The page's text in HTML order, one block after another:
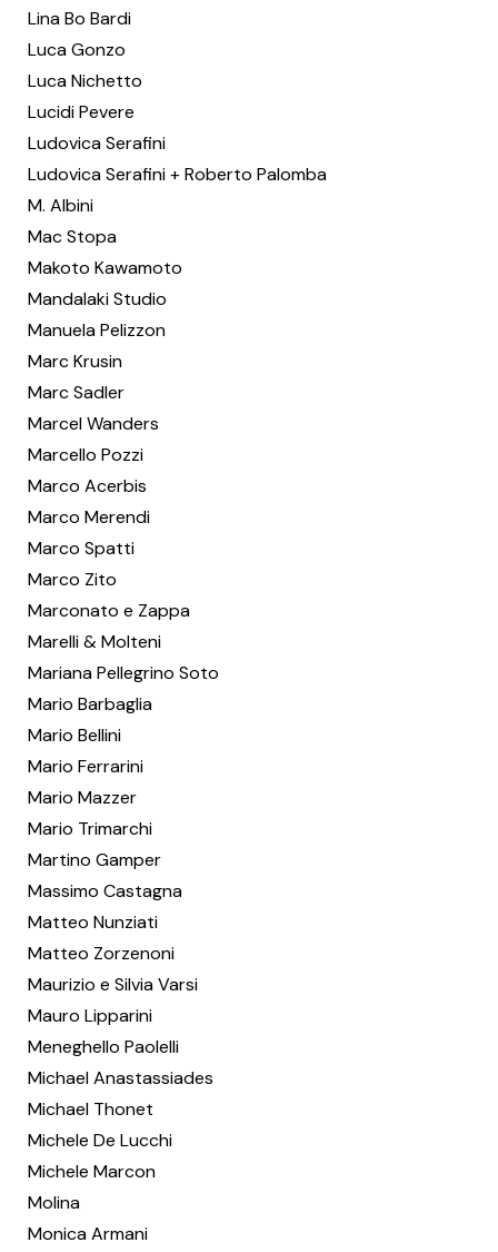
Lina Bo Bardi
Luca Gonzo
Luca Nichetto
Lucidi Pevere
Ludovica Serafini
Ludovica Serafini + Roberto Palomba
M. Albini
Mac Stopa
Makoto Kawamoto
Mandalaki Studio
Manuela Pelizzon
Marc Krusin
Marc Sadler
Marcel Wanders
Marcello Pozzi
Marco Acerbis
Marco Merendi
Marco Spatti
Marco Zito
Marconato e Zappa
Marelli & Molteni
Mariana Pellegrino Soto
Mario Barbaglia
Mario Bellini
Mario Ferrarini
Mario Mazzer
Mario Trimarchi
Martino Gamper
Massimo Castagna
Matteo Nunziati
Matteo Zorzenoni
Maurizio e Silvia Varsi
Mauro Lipparini
Meneghello Paolelli
Michael Anastassiades
Michael Thonet
Michele De Lucchi
Michele Marcon
Molina
Monica Armani